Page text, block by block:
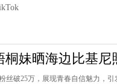
桐妹晒海边比基尼
破25万，展现青春自信魅力，引